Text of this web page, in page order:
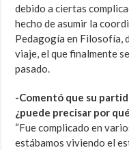
debido a ciertas
hecho de asumir la
Pedagogía en Filosofía,
viaje, el que finalmente
pasado.
-Comentó que su
¿puede precisar por
“Fue complicado en
estábamos viviendo el